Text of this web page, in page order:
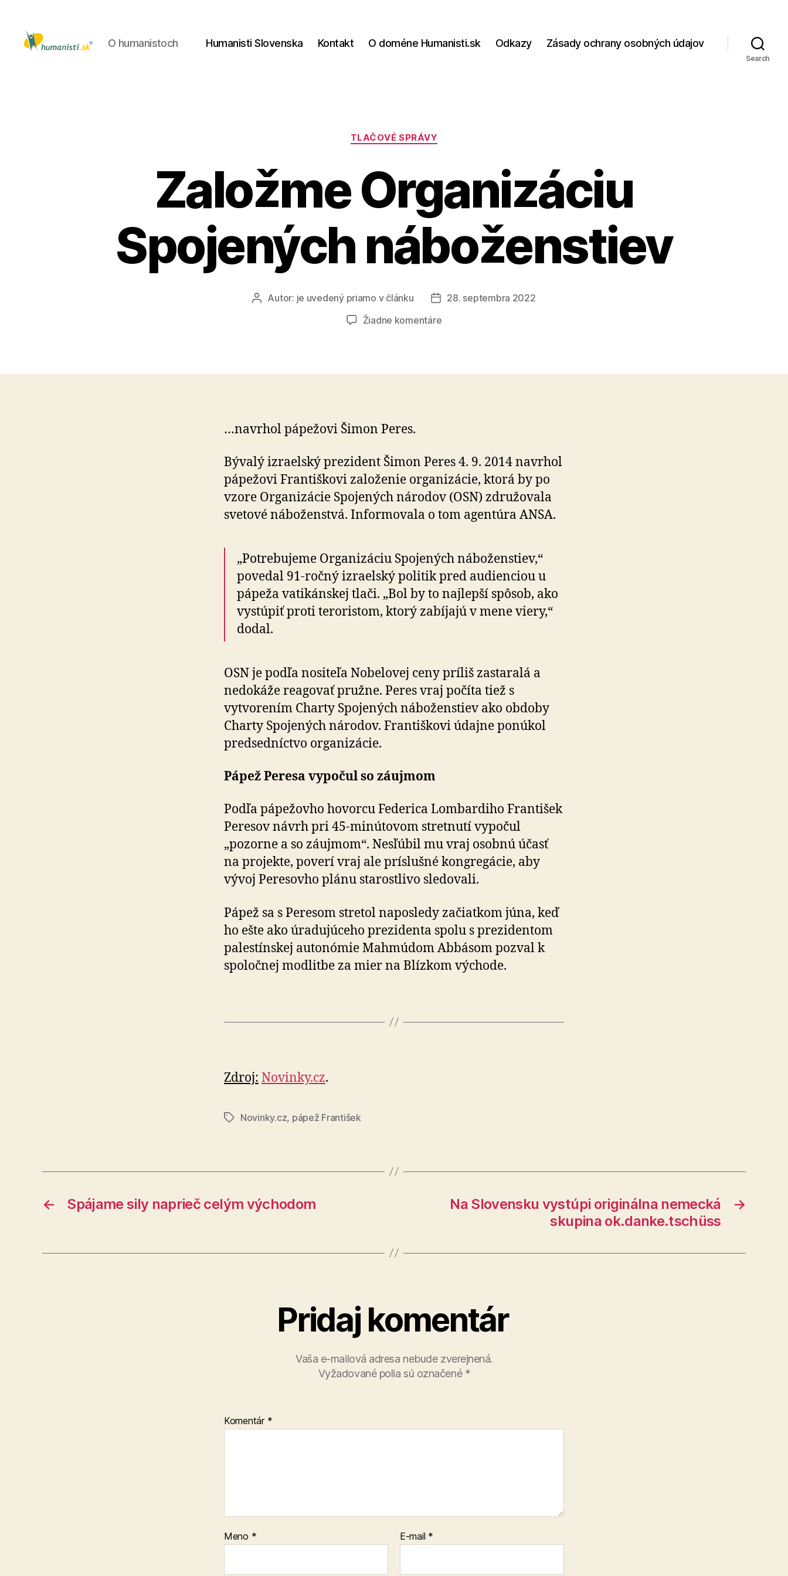
O humanistoch Humanisti Slovenska Kontakt O doméne Humanisti.sk Odkazy Zásady ochrany osobných údajov
Search
Kategórie
TLAČOVÉ SPRÁVY
Založme Organizáciu
Spojených náboženstiev
AutorAutor: je uvedený priamo v článku
Dátum
28. septembra 2022
Žiadne komentárena
náboženstiev
…navrhol pápežovi Šimon Peres.
Bývalý izraelský prezident Šimon Peres 4. 9. 2014 navrhol
pápežovi Františkovi založenie organizácie, ktorá by po
vzore Organizácie Spojených národov (OSN) združovala
svetové náboženstvá. Informovala o tom agentúra ANSA.
„Potrebujeme Organizáciu Spojených náboženstiev,“
povedal 91-ročný izraelský politik pred audienciou u
pápeža vatikánskej tlači. „Bol by to najlepší spôsob, ako
vystúpiť proti teroristom, ktorý zabíjajú v mene viery,“
dodal.
OSN je podľa nositeľa Nobelovej ceny príliš zastaralá a
nedokáže reagovať pružne. Peres vraj počíta tiež s
vytvorením Charty Spojených náboženstiev ako obdoby
Charty Spojených národov. Františkovi údajne ponúkol
predsedníctvo organizácie.
Pápež Peresa vypočul so záujmom
Podľa pápežovho hovorcu Federica Lombardiho František
Peresov návrh pri 45-minútovom stretnutí vypočul
„pozorne a so záujmom“. Nesľúbil mu vraj osobnú účasť
na projekte, poverí vraj ale príslušné kongregácie, aby
vývoj Peresovho plánu starostlivo sledovali.
Pápež sa s Peresom stretol naposledy začiatkom júna, keď
ho ešte ako úradujúceho prezidenta spolu s prezidentom
palestínskej autonómie Mahmúdom Abbásom pozval k
spoločnej modlitbe za mier na Blízkom východe.
Zdroj: Novinky.cz.
ZnačkyNovinky.cz, pápež František
← Spájame sily naprieč celým východom →
Na Slovensku vystúpi originálna nemecká
skupina ok.danke.tschüss
Pridaj komentár
Vaša e-mailová adresa nebude zverejnená.
Vyžadované polia sú označené *
Komentár *
Meno * E-mail *